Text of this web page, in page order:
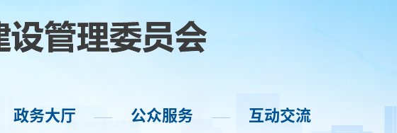
政务大厅 —— 公众服务 —— 互动交流